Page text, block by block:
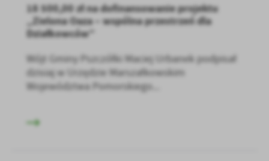
18 500,00 zł na dofinansowanie projektu
„Zielona Oaza – wspólna przestrzeń dla
Działkowców”
Wójt Gminy Pszczółki Maciej Urbanek podpisał
dzisiaj w Urzędzie Marszałkowskim
Województwa Pomorskiego...